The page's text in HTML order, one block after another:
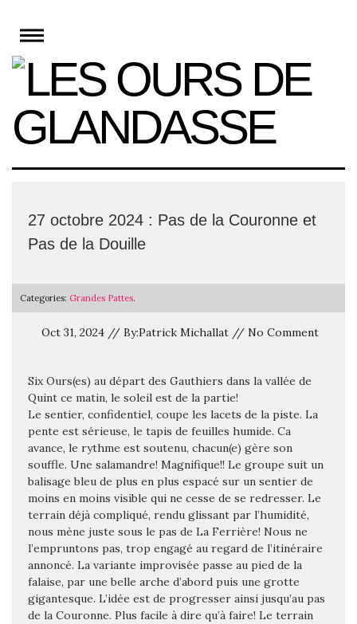
content
27 octobre 2024 : Pas de la Couronne et
Pas de la Douille
Categories: Grandes Pattes.
Oct 31, 2024 // By:Patrick Michallat // No Comment
Six Ours(es) au départ des Gauthiers dans la vallée de
Quint ce matin, le soleil est de la partie!
Le sentier, confidentiel, coupe les lacets de la piste. La
pente est sérieuse, le tapis de feuilles humide. Ca
avance, le rythme est soutenu, chacun(e) gère son
souffle. Une salamandre! Magnifique!! Le groupe suit un
balisage bleu de plus en plus espacé sur un sentier de
moins en moins visible qui ne cesse de se redresser. Le
terrain déjà compliqué, rendu glissant par l’humidité,
nous mène juste sous le pas de La Ferrière! Nous ne
l’empruntons pas, trop engagé au regard de l’itinéraire
annoncé. La variante improvisée passe au pied de la
falaise, par une belle arche d’abord puis une grotte
gigantesque. L’idée est de progresser ainsi jusqu’au pas
de la Couronne. Plus facile à dire qu’à faire! Le terrain